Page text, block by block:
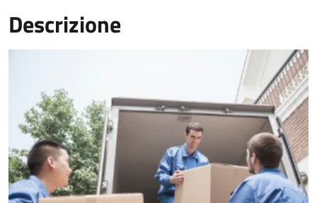
Descrizione